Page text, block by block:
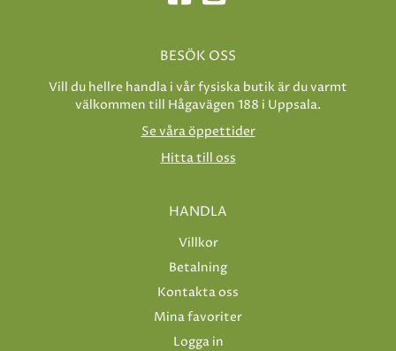
BESÖK OSS
Vill du hellre handla i vår fysiska butik är du varmt
välkommen till Hågavägen 188 i Uppsala.
Se våra öppettider
Hitta till oss
HANDLA
Villkor
Betalning
Kontakta oss
Mina favoriter
Logga in